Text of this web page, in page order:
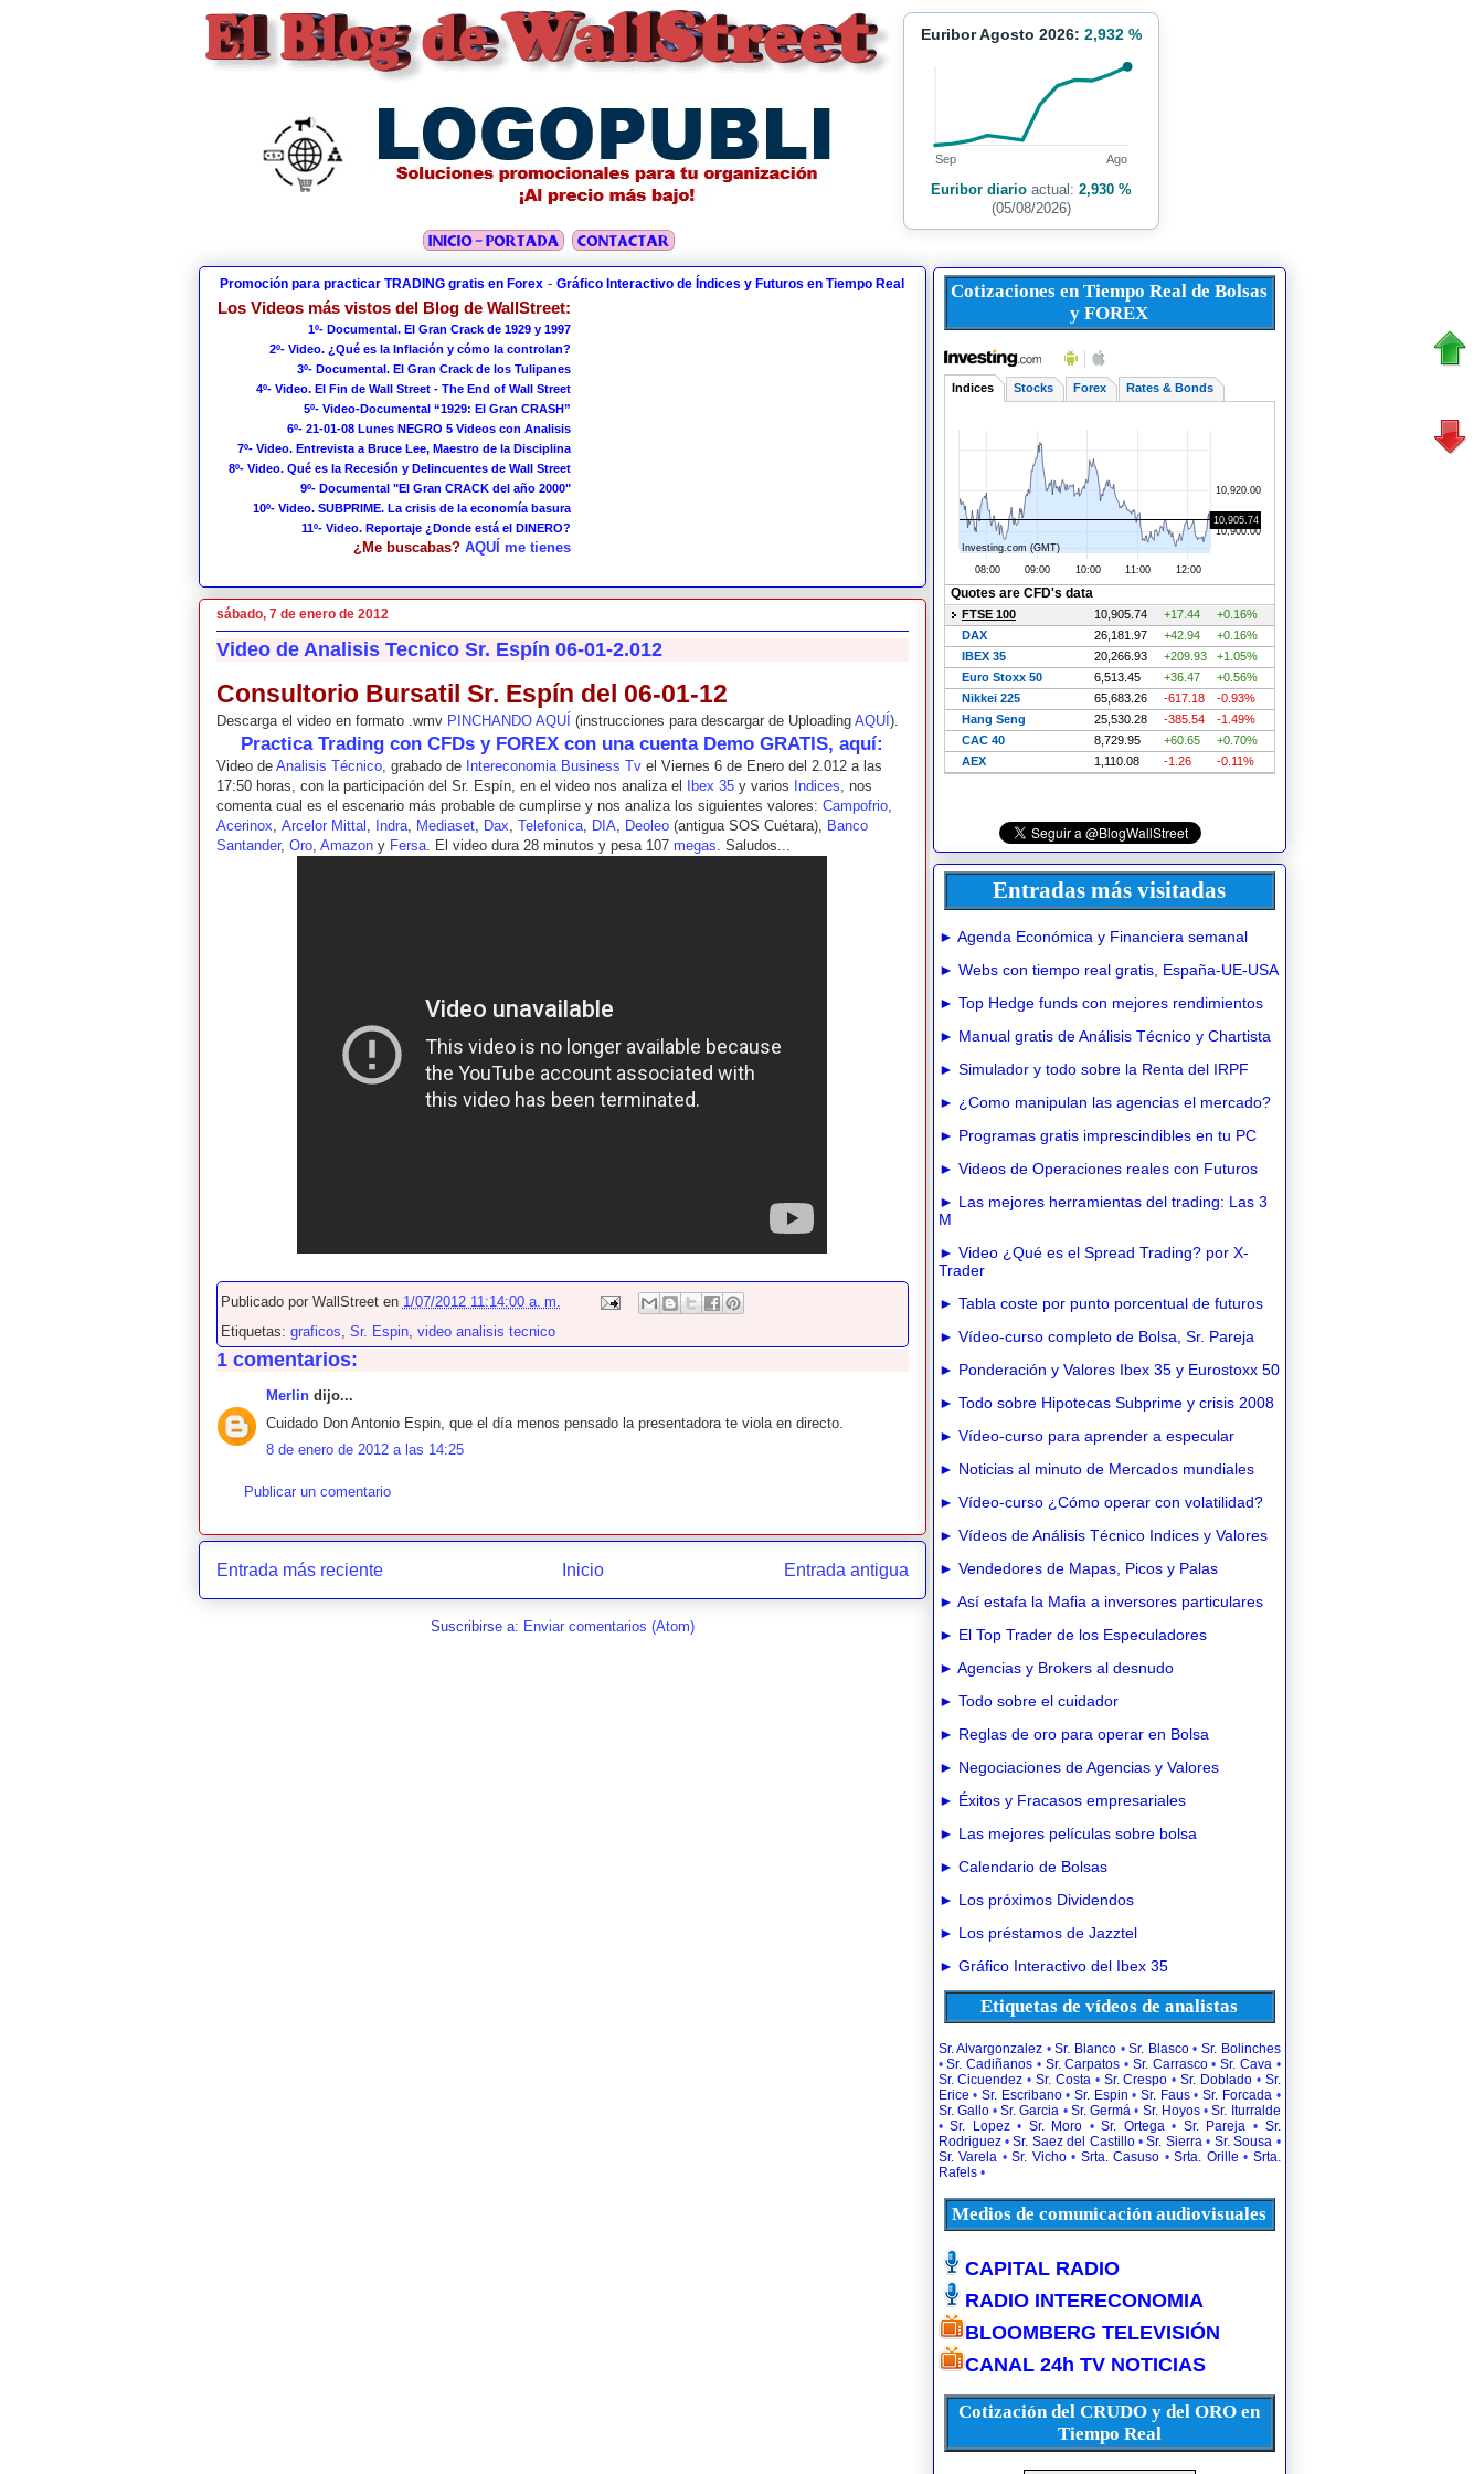
Euribor Agosto 2026: 2,932 %
Sep Ago
Euribor diarioactual: 2,930 %
(05/08/2026)
Promoción para practicar TRADING gratis en Forex - Gráfico Interactivo de Índices y Futuros en Tiempo Real
Los Videos más vistos del Blog de WallStreet:
1º- Documental. El Gran Crack de 1929 y 1997
2º- Video. ¿Qué es la Inflación y cómo la controlan?
3º- Documental. El Gran Crack de los Tulipanes
4º- Video. El Fin de Wall Street - The End of Wall Street
5º- Video-Documental “1929: El Gran CRASH”
6º- 21-01-08 Lunes NEGRO 5 Videos con Analisis
7º- Video. Entrevista a Bruce Lee, Maestro de la Disciplina
8º- Video. Qué es la Recesión y Delincuentes de Wall Street
9º- Documental "El Gran CRACK del año 2000"
10º- Video. SUBPRIME. La crisis de la economía basura
11º- Video. Reportaje ¿Donde está el DINERO?
¿Me buscabas? AQUÍ me tienes
sábado, 7 de enero de 2012
Video de Analisis Tecnico Sr. Espín 06-01-2.012
Consultorio Bursatil Sr. Espín del 06-01-12
Descarga el video en formato .wmv PINCHANDO AQUÍ (instrucciones para descargar de Uploading AQUÍ ).
Practica Trading con CFDs y FOREX con una cuenta Demo GRATIS, aquí:
Video de Analisis Técnico, grabado de Intereconomia Business Tvel Viernes 6 de Enero del 2.012 a las
17:50 horas, con la participación del Sr. Espín, en el video nos analiza el
Ibex 35y varios Indices, nos
comenta cual es el escenario más probable de cumplirse y nos analiza los siguientes valores: Campofrio,
Acerinox, Arcelor Mittal , Indra, Mediaset, Dax, Telefonica, DIA, Deoleo(antigua SOS Cuétara), Banco
Santander, Oro, Amazony Fersa. El video dura 28 minutos y pesa 107 megas. Saludos...
Publicado por WallStreet en 1/07/2012 11:14:00 a. m.
Etiquetas: graficos, Sr. Espin, video analisis tecnico
1 comentarios:
Merlindijo...
Cuidado Don Antonio Espin, que el día menos pensado la presentadora te viola en directo.
8 de enero de 2012 a las 14:25
Publicar un comentario
Entrada más reciente Entrada antigua
Inicio
Suscribirse a: Enviar comentarios (Atom)
Cotizaciones en Tiempo Real de Bolsas
y FOREX
Entradas más visitadas
► Agenda Económica y Financiera semanal
► Webs con tiempo real gratis, España-UE-USA
► Top Hedge funds con mejores rendimientos
► Manual gratis de Análisis Técnico y Chartista
► Simulador y todo sobre la Renta del IRPF
► ¿Como manipulan las agencias el mercado?
► Programas gratis imprescindibles en tu PC
► Videos de Operaciones reales con Futuros
► Las mejores herramientas del trading: Las 3
M
► Video ¿Qué es el Spread Trading? por X-
Trader
► Tabla coste por punto porcentual de futuros
► Vídeo-curso completo de Bolsa, Sr. Pareja
► Ponderación y Valores Ibex 35 y Eurostoxx 50
► Todo sobre Hipotecas Subprime y crisis 2008
► Vídeo-curso para aprender a especular
► Noticias al minuto de Mercados mundiales
► Vídeo-curso ¿Cómo operar con volatilidad?
► Vídeos de Análisis Técnico Indices y Valores
► Vendedores de Mapas, Picos y Palas
► Así estafa la Mafia a inversores particulares
► El Top Trader de los Especuladores
► Agencias y Brokers al desnudo
► Todo sobre el cuidador
► Reglas de oro para operar en Bolsa
► Negociaciones de Agencias y Valores
► Éxitos y Fracasos empresariales
► Las mejores películas sobre bolsa
► Calendario de Bolsas
► Los próximos Dividendos
► Los préstamos de Jazztel
► Gráfico Interactivo del Ibex 35
Etiquetas de vídeos de analistas
Sr. Alvargonzalez •Sr. Blanco•Sr. Blasco• Sr. Bolinches
•Sr. Cadiñanos • Sr. Carpatos • Sr. Carrasco• Sr. Cava•
Sr. Cicuendez •Sr. Costa• Sr. Crespo •Sr. Doblado• Sr.
Erice • Sr. Escribano• Sr. Espin •Sr. Faus•Sr. Forcada•
Sr. Gallo•Sr. Garcia • Sr. Germá • Sr. Hoyos•Sr. Iturralde
•Sr. Lopez• Sr. Moro •Sr. Ortega• Sr. Pareja • Sr.
Rodriguez•Sr. Saez del Castillo•Sr. Sierra• Sr. Sousa •
Sr. Varela • Sr. Vicho• Srta. Casuso • Srta. Orille • Srta.
Rafels•
Medios de comunicación audiovisuales
CAPITAL RADIO
RADIO INTERECONOMIA
BLOOMBERG TELEVISIÓN
CANAL 24h TV NOTICIAS
Cotización del CRUDO y del ORO en
Tiempo Real